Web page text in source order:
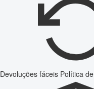
Devoluções fáceis Política